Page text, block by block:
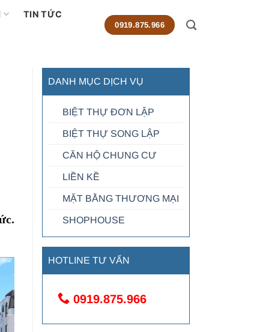
TIN TỨC
0919.875.966
DANH MỤC DỊCH VỤ
BIỆT THỰ ĐƠN LẬP
BIỆT THỰ SONG LẬP
CĂN HỘ CHUNG CƯ
LIỀN KỀ
MẶT BẰNG THƯƠNG MẠI
SHOPHOUSE
HOTLINE TƯ VẤN
0919.875.966